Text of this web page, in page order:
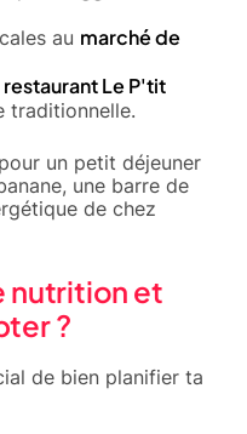
au marché de
restaurant Le P'tit
traditionnelle.
un petit déjeuner
une barre de
de chez
nutrition et
?
de bien planifier ta